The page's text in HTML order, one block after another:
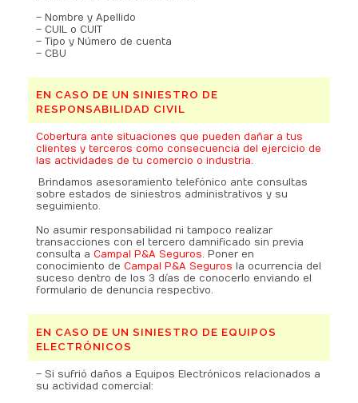
– Nombre y Apellido
– CUIL o CUIT
– Tipo y Número de cuenta
– CBU
EN CASO DE UN SINIESTRO DE
RESPONSABILIDAD CIVIL
Cobertura ante situaciones que pueden dañar a tus
clientes y terceros como consecuencia del ejercicio de
las actividades de tu comercio o industria.
Brindamos asesoramiento telefónico ante consultas
sobre estados de siniestros administrativos y su
seguimiento.
No asumir responsabilidad ni tampoco realizar
transacciones con el tercero damnificado sin previa
consulta a Campal P&A Seguros. Poner en
conocimiento de Campal P&A Seguros la ocurrencia del
suceso dentro de los 3 días de conocerlo enviando el
formulario de denuncia respectivo.
EN CASO DE UN SINIESTRO DE EQUIPOS
ELECTRÓNICOS
– Si sufrió daños a Equipos Electrónicos relacionados a
su actividad comercial: